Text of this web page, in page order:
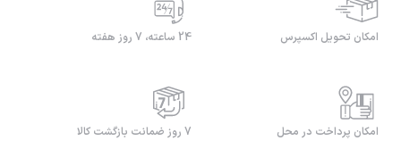
امکان تحویل اکسپرس 24 ساعته، 7 روز هفته
امکان پرداخت در محل 7 روز ضمانت بازگشت کالا